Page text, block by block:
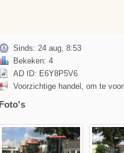
Sinds: 24 aug, 8:53
Bekeken: 4
AD ID: E6Y8P5V6
Voorzichtige handel, om te
Foto's